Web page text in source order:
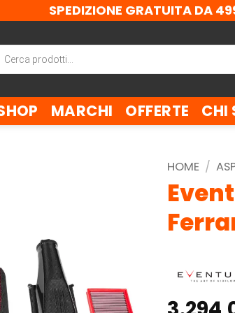
SPEDIZIONE GRATUITA DA
MARCHI OFFERTE CHI
HOME /